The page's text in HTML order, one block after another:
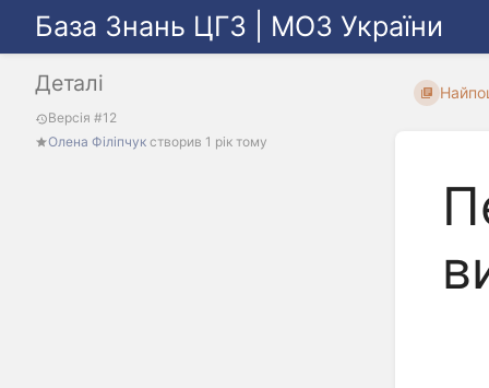
База Знань ЦГЗ | МОЗ України
Деталі
Версія #12
Олена Філіпчук створив 1 рік тому